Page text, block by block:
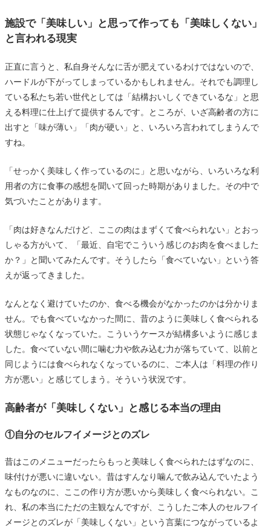
宅配弁当が「美味しくない」と感じた時の対処法
少しずつ変化を見つけていく
サービスを変えてみる、組み合わせてみる
食形態が合っているか見直す
やわらか食の品質で選ぶなら「ワタミの宅食ダイ
レクト」「健康直球便」
ル」「タイヘイファミリーセット」
まとめ
施設で「美味しい」と思って作っても「美味しくない」
と言われる現実
正直に言うと、私自身そんなに舌が肥えているわけではないので、
ハードルが下がってしまっているかもしれません。それでも調理し
ている私たち若い世代としては「結構おいしくできているな」と思
える料理に仕上げて提供するんです。ところが、いざ高齢者の方に
出すと「味が薄い」「肉が硬い」と、いろいろ言われてしまうんで
すね。
「せっかく美味しく作っているのに」と思いながら、いろいろな利
用者の方に食事の感想を聞いて回った時期がありました。その中で
気づいたことがあります。
「肉は好きなんだけど、ここの肉はまずくて食べられない」とおっ
しゃる方がいて、「最近、自宅でこういう感じのお肉を食べました
か？」と聞いてみたんです。そうしたら「食べていない」という答
えが返ってきました。
なんとなく避けていたのか、食べる機会がなかったのかは分かりま
せん。でも食べていなかった間に、昔のように美味しく食べられる
状態じゃなくなっていた。こういうケースが結構多いように感じま
した。食べていない間に噛む力や飲み込む力が落ちていて、以前と
同じようには食べられなくなっているのに、ご本人は「料理の作り
方が悪い」と感じてしまう。そういう状況です。
高齢者が「美味しくない」と感じる本当の理由
①自分のセルフイメージとのズレ
昔はこのメニューだったらもっと美味しく食べられたはずなのに、
味付けが悪いに違いない。昔はすんなり噛んで飲み込んでいたよう
なものなのに、ここの作り方が悪いから美味しく食べられない。こ
れ、私の本当にただの主観なんですが、こうしたご本人のセルフイ
メージとのズレが「美味しくない」という言葉につながっているよ